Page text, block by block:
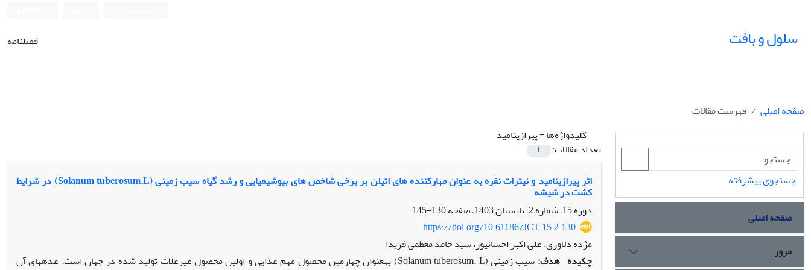
سلول و بافت فصلنامه
صفحه اصلی
فهرست مقالات
کلیدواژه‌ها =پیرازینامید
تعداد مقالات:
1
اثر پیرازینامید و نیترات نقره به‮ عنوان مهارکننده ‮های اتیلن بر برخی شاخص ‫‮های بیوشیمیایی و رشد گیاه سیب زمینی (L.musorebut munaloS) در شرایط
کشت در شیشه‮‬‬‬‬‬‬‬‬‬‬‬‬‬‬‬‬‬‬‬‬‬‬‬‬‬‬‬‬‬‬‬‬‬‬‬‬‬‬‬
دوره 15، شماره 2، تابستان 1403، صفحه
130-145
https://doi.org/10.61186/JCT.15.2.130
مژده دلاوری، علی اکبر احسانپور، سید حامد معظمی فریدا
چکیده هدف:
سیب زمینی (Solanum tuberosum. L) به‫عنوان چهارمین محصول مهم غذایی و اولین محصول غیرغلات تولید شده در جهان است. غده‫های آن
جستجوی پیشرفته
صفحه اصلی
مرور